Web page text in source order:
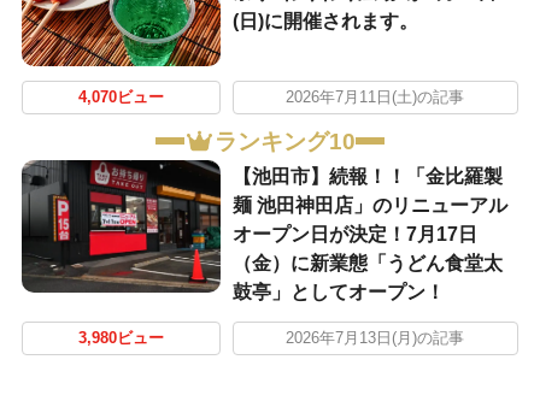
(日)に開催されます。
4,070ビュー 2026年7月11日(土)の記事
ランキング10
【池田市】続報！！「金比羅製
麺 池田神田店」のリニューアル
オープン日が決定！7月17日
（金）に新業態「うどん食堂太
鼓亭」としてオープン！
3,980ビュー 2026年7月13日(月)の記事